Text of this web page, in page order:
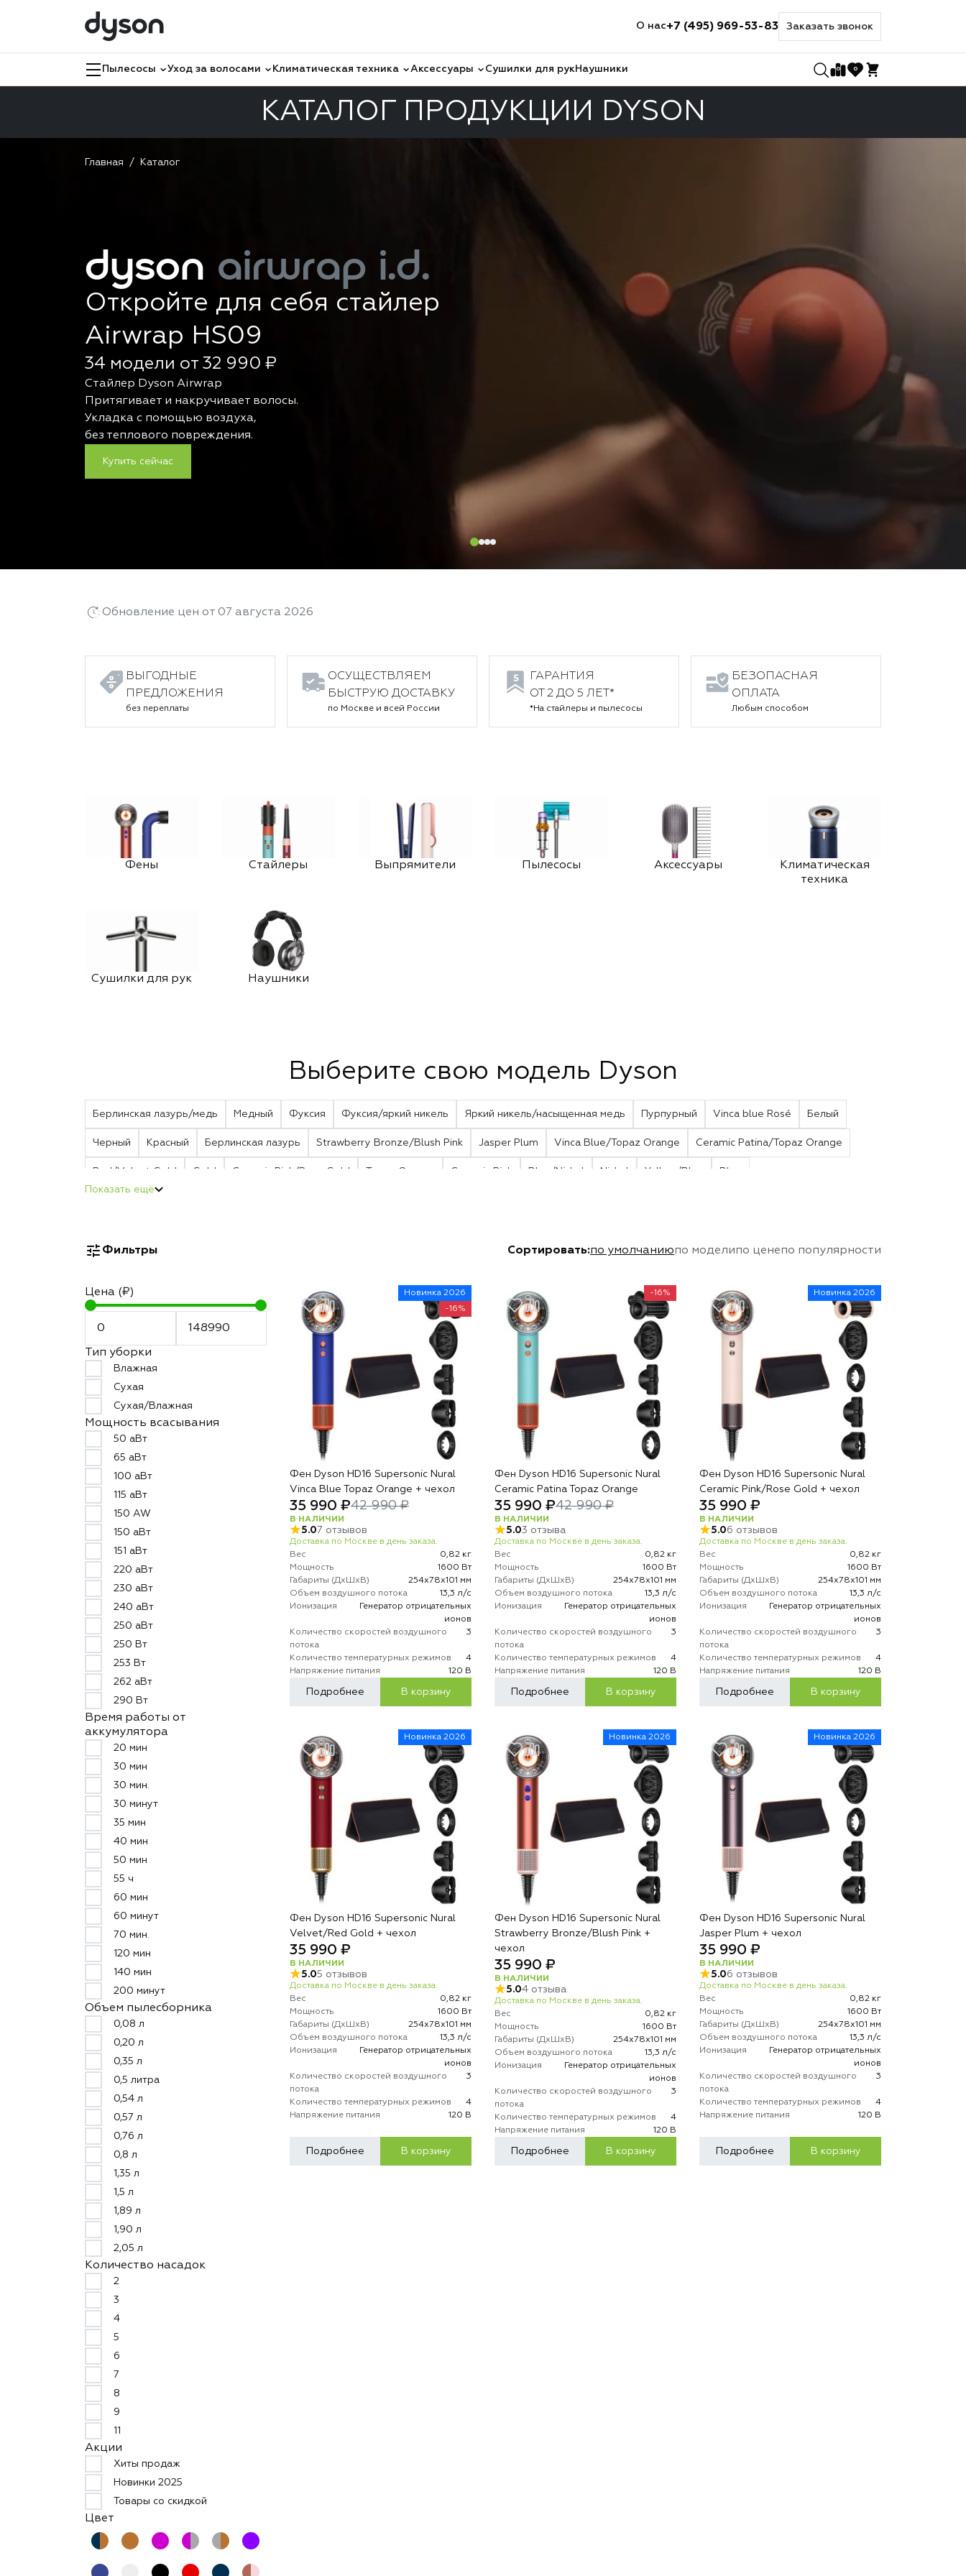
О нас+7 (495) 969-53-83 Заказать звонок
Пылесосы Уход за волосами Климатическая техника Аксессуары Сушилки для рукНаушники 0 0
КАТАЛОГ ПРОДУКЦИИ DYSON
Главная Каталог
dyson airwrap i.d.
Откройте для себя стайлер
Airwrap HS09
34 модели от 32 990 ₽
Стайлер Dyson Airwrap
Притягивает и накручивает волосы.
Укладка с помощью воздуха,
без теплового повреждения.
Купить сейчас
Обновление цен от 07 августа 2026
ВЫГОДНЫЕ
ПРЕДЛОЖЕНИЯ
без переплаты
ОСУЩЕСТВЛЯЕМ
БЫСТРУЮ ДОСТАВКУ
по Москве и всей России
ГАРАНТИЯ
ОТ 2 ДО 5 ЛЕТ*
*На стайлеры и пылесосы
БЕЗОПАСНАЯ
ОПЛАТА
Любым способом
Фены Стайлеры Выпрямители Пылесосы Аксессуары
Климатическая
техника
Сушилки для рук Наушники
Выберите свою модель Dyson
Берлинская лазурь/медь Медный Фуксия Фуксия/яркий никель Яркий никель/насыщенная медь Пурпурный Vinca blue Rosé Белый
Черный Красный Берлинская лазурь Strawberry Bronze/Blush Pink Jasper Plum Vinca Blue/Topaz Orange Ceramic Patina/Topaz Orange
Red/Velvet Gold Gold Ceramic Pink/Rose Gold Topaz Orange Ceramic Pink Blue/Nickel Nickel Yellow/Blue Blue
Фильтры Сортировать:по умолчаниюпо моделипо ценепо популярности
Цена (₽)
Тип уборки
Влажная
Сухая
Сухая/Влажная
Мощность всасывания
50 аВт
65 аВт
100 аВт
115 аВт
150 AW
150 аВт
151 аВт
220 аВт
230 аВт
240 аВт
250 аВт
250 Вт
253 Вт
262 аВт
290 Вт
Время работы от
аккумулятора
20 мин
30 мин
30 мин.
30 минут
35 мин
40 мин
50 мин
55 ч
60 мин
60 минут
70 мин.
120 мин
140 мин
200 минут
Объем пылесборника
0,08 л
0,20 л
0,35 л
0,5 литра
0,54 л
0,57 л
0,76 л
0,8 л
1,35 л
1,5 л
1,89 л
1,90 л
2,05 л
Количество насадок
2
3
4
5
6
7
8
9
11
Акции
Хиты продаж
Новинки 2025
Товары со скидкой
Цвет
Новинка 2026
-16%
Фен Dyson HD16 Supersonic Nural
Vinca Blue Topaz Orange + чехол
35 990 ₽42 990 ₽
В НАЛИЧИИ
5.07 отзывов
Доставка по Москве в день заказа.
Вес
0,82 кг
Мощность
1600 Вт
Габариты (ДхШхВ)
254х78х101 мм
Объем воздушного потока
13,3 л/с
Ионизация
Генератор отрицательных
ионов
Количество скоростей воздушного
потока
3
Количество температурных режимов
4
Напряжение питания
120 В
Подробнее В корзину
-16%
Фен Dyson HD16 Supersonic Nural
Ceramic Patina Topaz Orange
35 990 ₽42 990 ₽
В НАЛИЧИИ
5.03 отзыва
Доставка по Москве в день заказа.
Вес
0,82 кг
Мощность
1600 Вт
Габариты (ДхШхВ)
254х78х101 мм
Объем воздушного потока
13,3 л/с
Ионизация
Генератор отрицательных
ионов
Количество скоростей воздушного
потока
3
Количество температурных режимов
4
Напряжение питания
120 В
Подробнее В корзину
Новинка 2026
Фен Dyson HD16 Supersonic Nural
Ceramic Pink/Rose Gold + чехол
35 990 ₽
В НАЛИЧИИ
5.06 отзывов
Доставка по Москве в день заказа.
Вес
0,82 кг
Мощность
1600 Вт
Габариты (ДхШхВ)
254х78х101 мм
Объем воздушного потока
13,3 л/с
Ионизация
Генератор отрицательных
ионов
Количество скоростей воздушного
потока
3
Количество температурных режимов
4
Напряжение питания
120 В
Подробнее В корзину
Новинка 2026
Фен Dyson HD16 Supersonic Nural
Velvet/Red Gold + чехол
35 990 ₽
В НАЛИЧИИ
5.05 отзывов
Доставка по Москве в день заказа.
Вес
0,82 кг
Мощность
1600 Вт
Габариты (ДхШхВ)
254х78х101 мм
Объем воздушного потока
13,3 л/с
Ионизация
Генератор отрицательных
ионов
Количество скоростей воздушного
потока
3
Количество температурных режимов
4
Напряжение питания
120 В
Подробнее В корзину
Новинка 2026
Фен Dyson HD16 Supersonic Nural
Strawberry Bronze/Blush Pink +
чехол
35 990 ₽
В НАЛИЧИИ
5.04 отзыва
Доставка по Москве в день заказа.
Вес
0,82 кг
Мощность
1600 Вт
Габариты (ДхШхВ)
254х78х101 мм
Объем воздушного потока
13,3 л/с
Ионизация
Генератор отрицательных
ионов
Количество скоростей воздушного
потока
3
Количество температурных режимов
4
Напряжение питания
120 В
Подробнее В корзину
Новинка 2026
Фен Dyson HD16 Supersonic Nural
Jasper Plum + чехол
35 990 ₽
В НАЛИЧИИ
5.06 отзывов
Доставка по Москве в день заказа.
Вес
0,82 кг
Мощность
1600 Вт
Габариты (ДхШхВ)
254х78х101 мм
Объем воздушного потока
13,3 л/с
Ионизация
Генератор отрицательных
ионов
Количество скоростей воздушного
потока
3
Количество температурных режимов
4
Напряжение питания
120 В
Подробнее В корзину